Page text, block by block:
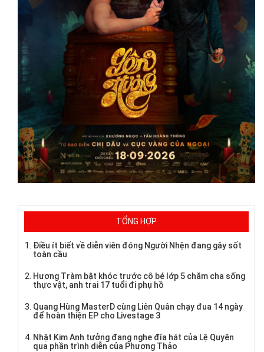
TỔNG HỢP
Điều ít biết về diễn viên đóng Người Nhện đang gây sốt
toàn cầu
Hương Tràm bật khóc trước cô bé lớp 5 chăm cha sống
thực vật, anh trai 17 tuổi đi phụ hồ
Quang Hùng MasterD cùng Liên Quân chạy đua 14 ngày
để hoàn thiện EP cho Livestage 3
Nhật Kim Anh tưởng đang nghe đĩa hát của Lệ Quyên
qua phần trình diễn của Phương Thảo